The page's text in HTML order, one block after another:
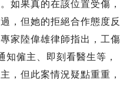
如果真的在該位置受傷，
，但她的拒絕合作態度反
家陸偉雄律師指出，工傷
僱主、即刻看醫生等，
，但此案情況疑點重重，